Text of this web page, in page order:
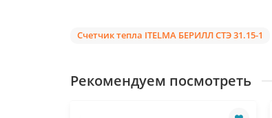
Счетчик тепла ITELMA БЕРИЛЛ СТЭ 31.15-1
Рекомендуем посмотреть